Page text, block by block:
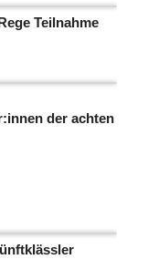
Teilnahme
der achten